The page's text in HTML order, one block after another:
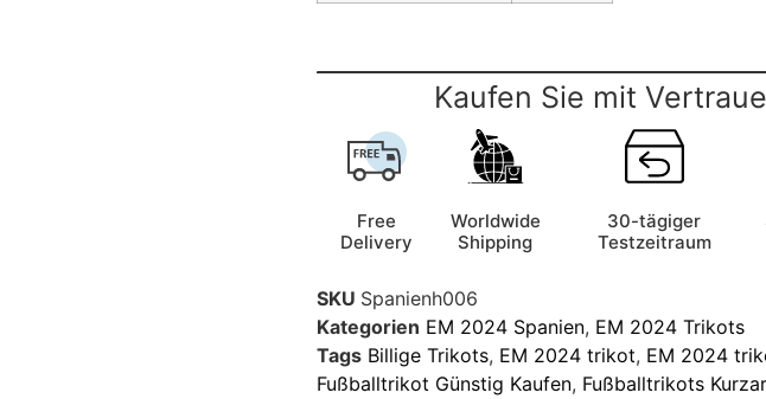
Kaufen Sie mit
Free
Delivery
Worldwide
Shipping
30-tägiger
Testzeitraum
SKU Spanienh006
Kategorien EM 2024 Spanien, EM 2024 Trikots
Tags Billige Trikots, EM 2024 trikot, EM 2024
Fußballtrikot Günstig Kaufen, Fußballtrikots